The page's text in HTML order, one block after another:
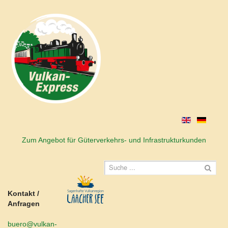
Zum Angebot für Güterverkehrs- und Infrastrukturkunden
Kontakt /
Anfragen
buero@vulkan-